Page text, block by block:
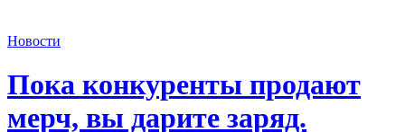
Новости
Пока конкуренты продают
мерч, вы дарите заряд.